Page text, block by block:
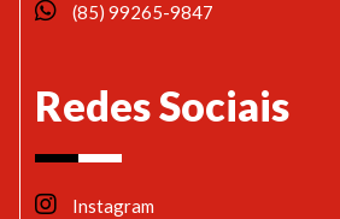
(85) 99265-9847
Redes Sociais
Instagram